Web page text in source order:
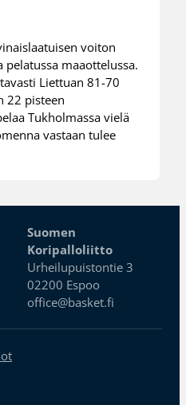
voiton
pelatussa maaottelussa.
Liettuan 81-70
22 pisteen
Tukholmassa vielä
vastaan tulee
Suomen
Koripalloliitto
Urheilupuistontie 3
02200 Espoo
office@basket.fi